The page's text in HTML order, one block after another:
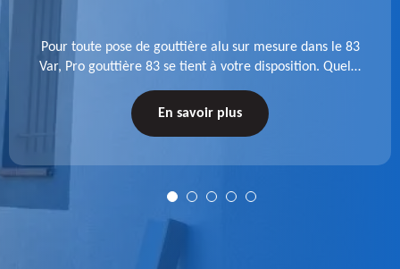
Pour toute pose de gouttière alu sur mesure dans le 83
Var, Pro gouttière 83 se tient à votre disposition. Quelle
nous confiance.
En savoir plus